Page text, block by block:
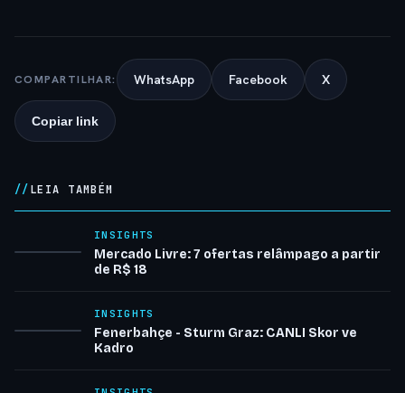
COMPARTILHAR: WhatsApp Facebook X
Copiar link
LEIA TAMBÉM
INSIGHTS
Mercado Livre: 7 ofertas relâmpago a partir
de R$ 18
INSIGHTS
Fenerbahçe - Sturm Graz: CANLI Skor ve
Kadro